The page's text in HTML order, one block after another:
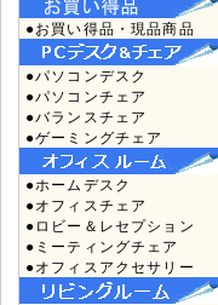
●お買い得品・現品商品
●パソコンデスク
●パソコンチェア
●バランスチェア
●ゲーミングチェア
●ホームデスク
●オフィスチェア
●ロビー＆レセプション
●ミーティングチェア
●オフィスアクセサリー